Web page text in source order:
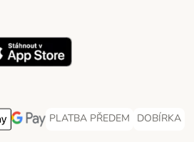
Method
Method
pay Payment Method
GooglePay Payment Method
PLATBA PŘEDEM
PLATBA PŘEDEM Payment
DOBÍRKA
DOBÍRKA